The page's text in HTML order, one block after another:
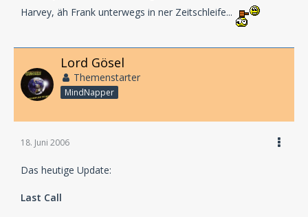
Harvey, äh Frank unterwegs in ner Zeitschleife...
Lord Gösel
Themenstarter
MindNapper
18. Juni 2006
Das heutige Update:
Last Call